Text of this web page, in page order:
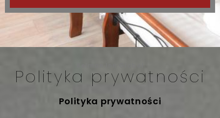
Polityka prywatności
Polityka prywatności